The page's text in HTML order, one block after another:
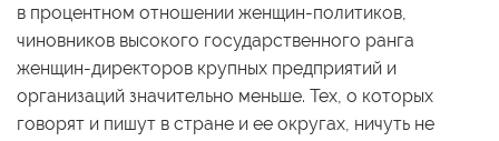
в процентном отношении женщин-политиков,
чиновников высокого государственного ранга
женщин-директоров крупных предприятий и
организаций значительно меньше. Тех, о которых
говорят и пишут в стране и ее округах, ничуть не